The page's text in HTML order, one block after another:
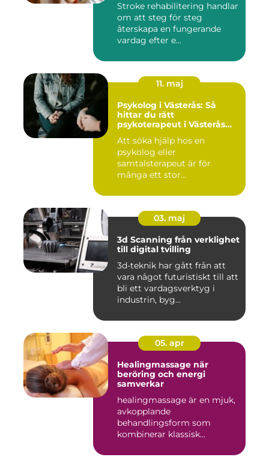
Stroke rehabilitering handlar
om att steg för steg
återskapa en fungerande
vardag efter e...
11. maj
Psykolog i Västerås: Så
hittar du rätt
psykoterapeut i Västerås
Att söka hjälp hos en
psykolog eller
samtalsterapeut är för
många ett stor...
03. maj
3d Scanning från verklighet
till digital tvilling
3d-teknik har gått från att
vara något futuristiskt till att
bli ett vardagsverktyg i
industrin, byg...
05. apr
Healingmassage när
beröring och energi
samverkar
healingmassage är en mjuk,
avkopplande
behandlingsform som
kombinerar klassisk